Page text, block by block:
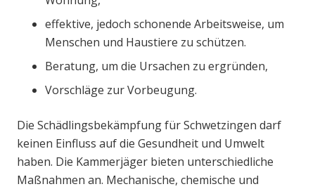
effektive, jedoch schonende Arbeitsweise, um
Menschen und Haustiere zu schützen.
Beratung, um die Ursachen zu ergründen,
Vorschläge zur Vorbeugung.
Die Schädlingsbekämpfung für Schwetzingen darf
keinen Einfluss auf die Gesundheit und Umwelt
haben. Die Kammerjäger bieten unterschiedliche
Maßnahmen an. Mechanische, chemische und